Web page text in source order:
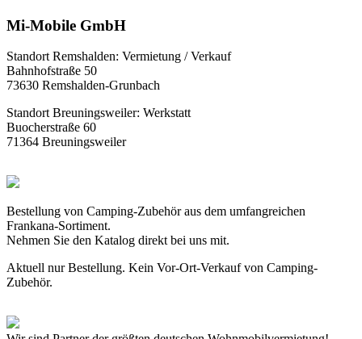
Mi-Mobile GmbH
Standort Remshalden: Vermietung / Verkauf
Bahnhofstraße 50
73630 Remshalden-Grunbach
Standort Breuningsweiler: Werkstatt
Buocherstraße 60
71364 Breuningsweiler
Bestellung von Camping-Zubehör aus dem umfangreichen
Frankana-Sortiment.
Nehmen Sie den Katalog direkt bei uns mit.
Aktuell nur Bestellung. Kein Vor-Ort-Verkauf von Camping-
Zubehör.